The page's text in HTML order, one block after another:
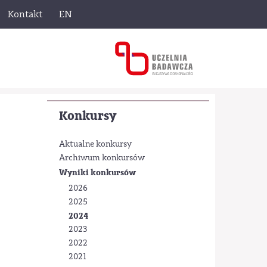
Kontakt EN
Konkursy
Aktualne konkursy
Archiwum konkursów
Wyniki konkursów
2026
2025
2024
2023
2022
2021